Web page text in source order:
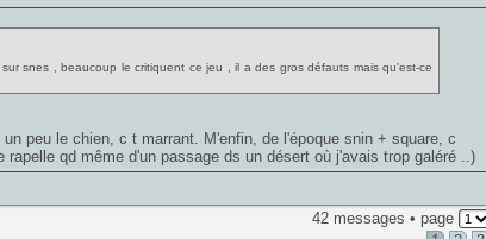
sur snes , beaucoup le critiquent ce jeu , il a des gros défauts mais qu'est-ce
peu le chien, c t marrant. M'enfin, de l'époque snin + square, c
qd même d'un passage ds un désert où j'avais trop galéré ..)
42 messages • page